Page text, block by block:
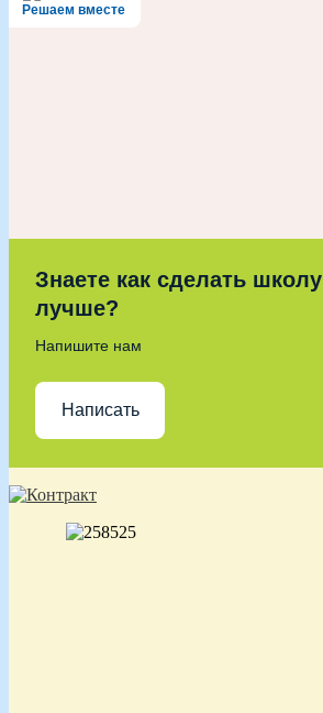
Решаем вместе
Знаете как сделать школу
лучше?
Напишите нам
Написать